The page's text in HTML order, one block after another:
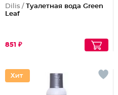
Dilis / Туалетная вода Green
Leaf
851 ₽